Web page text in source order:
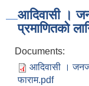
आदिवासी ।
प्रमाणितको
Documents:
आदिवासी ।
फाराम.pdf